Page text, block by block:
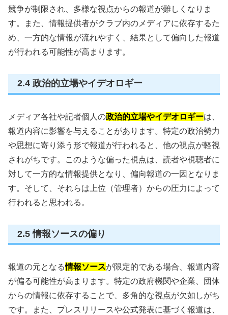
競争が制限され、多様な視点からの報道が難しくなりま
す。また、情報提供者がクラブ内のメディアに依存するた
め、一方的な情報が流れやすく、結果として偏向した報道
が行われる可能性が高まります。
2.4 政治的立場やイデオロギー
メディア各社や記者個人の政治的立場やイデオロギーは、
報道内容に影響を与えることがあります。特定の政治勢力
や思想に寄り添う形で報道が行われると、他の視点が軽視
されがちです。このような偏った視点は、読者や視聴者に
対して一方的な情報提供となり、偏向報道の一因となりま
す。そして、それらは上位（管理者）からの圧力によって
行われると思われる。
2.5 情報ソースの偏り
報道の元となる情報ソースが限定的である場合、報道内容
が偏る可能性が高まります。特定の政府機関や企業、団体
からの情報に依存することで、多角的な視点が欠如しがち
です。また、プレスリリースや公式発表に基づく報道は、